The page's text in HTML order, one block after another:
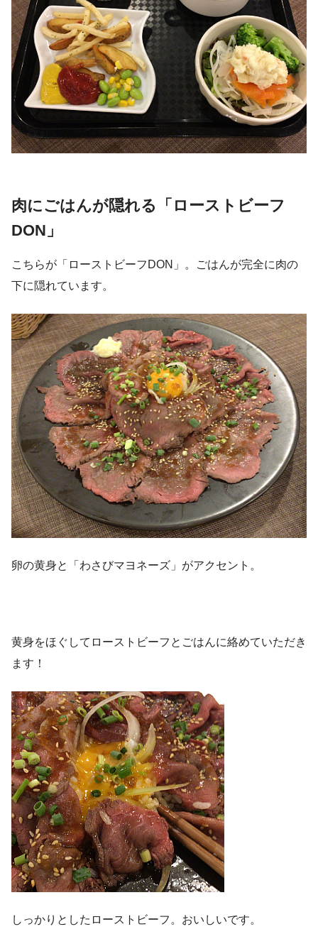
肉にごはんが隠れる「ローストビーフ
DON」
こちらが「ローストビーフDON」。ごはんが完全に肉の
下に隠れています。
卵の黄身と「わさびマヨネーズ」がアクセント。
黄身をほぐしてローストビーフとごはんに絡めていただき
ます！
しっかりとしたローストビーフ。おいしいです。